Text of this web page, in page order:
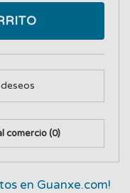
comercio(0)
en Guanxe.com!